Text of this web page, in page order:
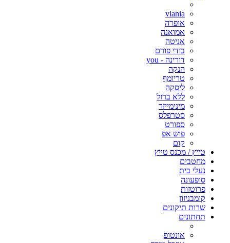
viania
אופרה
אמואנה
אניטה
בודי פורם
דורינה - you
הנקה
טריומף
ליסקה
ללא ברזל
מינימייזר
סטרפלס
ספורט
פוש אפ
קום
טייץ / מכנס טייץ
מחטבים
נעלי בית
סופעונה
פרוטזות
קומבניזון
שרות תיקונים
תחתונים
אונטופ